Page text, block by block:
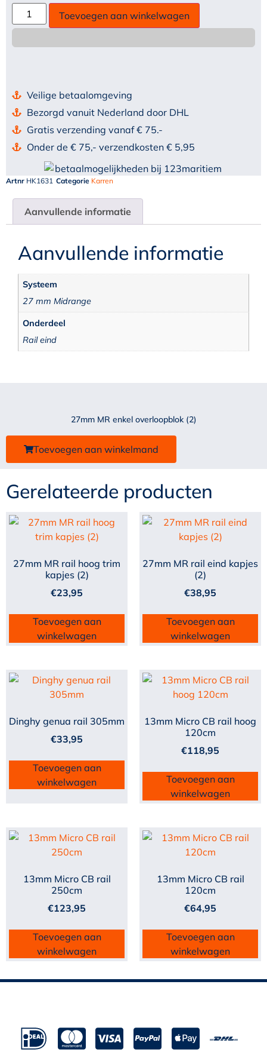
Toevoegen aan winkelwagen
Veilige betaalomgeving
Bezorgd vanuit Nederland door DHL
Gratis verzending vanaf € 75.-
Onder de € 75,- verzendkosten € 5,95
Artnr HK1631 Categorie Karren
Aanvullende informatie
Aanvullende informatie
Systeem
27 mm Midrange
Onderdeel
Rail eind
27mm MR enkel overloopblok (2)
Toevoegen aan winkelmand
Gerelateerde producten
27mm MR rail hoog trim
kapjes (2)
€23,95
Toevoegen aan
winkelwagen
27mm MR rail eind kapjes
(2)
€38,95
Toevoegen aan
winkelwagen
Dinghy genua rail 305mm
€33,95
Toevoegen aan
winkelwagen
13mm Micro CB rail hoog
120cm
€118,95
Toevoegen aan
winkelwagen
13mm Micro CB rail
250cm
€123,95
Toevoegen aan
winkelwagen
13mm Micro CB rail
120cm
€64,95
Toevoegen aan
winkelwagen